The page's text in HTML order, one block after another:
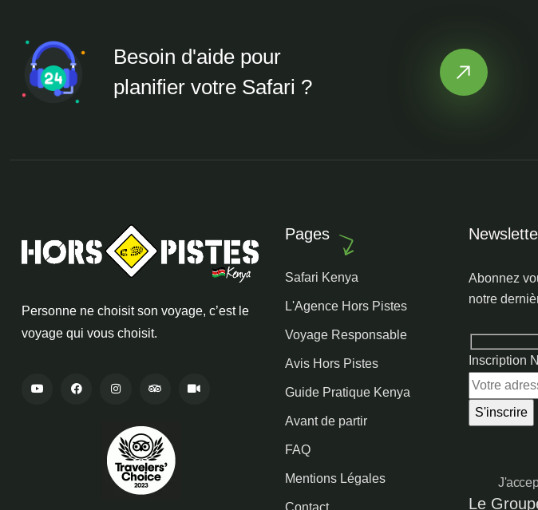
Besoin d'aide pour
planifier votre Safari ?
Personne ne choisit son voyage, c’est le
voyage qui vous choisit.
Pages
Safari Kenya
L'Agence Hors Pistes
Voyage Responsable
Avis Hors Pistes
Guide Pratique Kenya
Avant de partir
FAQ
Mentions Légales
Abonnez
notre
Inscription
Le